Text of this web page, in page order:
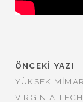
ÖNCEKI YAZI
YÜKSEK
VIRGINIA